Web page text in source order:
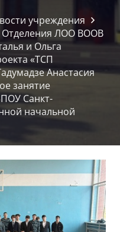
учреждения
Отделения ЛОО ВООВ
и Ольга
«ТСП
Анастасия
занятие
Санкт-
начальной